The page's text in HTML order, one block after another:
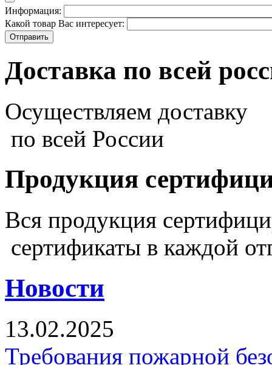
Информация:
Какой товар Вас интересует:
Доставка по всей
Осуществляем доставку
по всей России
Продукция
Вся продукция
сертификаты в каждой
Новости
13.02.2025
Требования пожарной